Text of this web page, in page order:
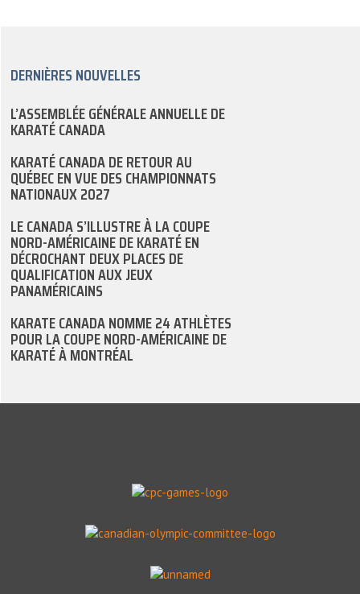
DERNIÈRES NOUVELLES
L’ASSEMBLÉE GÉNÉRALE ANNUELLE DE
KARATÉ CANADA
KARATÉ CANADA DE RETOUR AU
QUÉBEC EN VUE DES CHAMPIONNATS
NATIONAUX 2027
LE CANADA S’ILLUSTRE À LA COUPE
NORD-AMÉRICAINE DE KARATÉ EN
DÉCROCHANT DEUX PLACES DE
QUALIFICATION AUX JEUX
PANAMÉRICAINS
KARATE CANADA NOMME 24 ATHLÈTES
POUR LA COUPE NORD-AMÉRICAINE DE
KARATÉ À MONTRÉAL